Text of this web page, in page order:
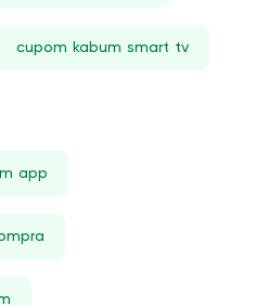
cupom kabum smart tv
app